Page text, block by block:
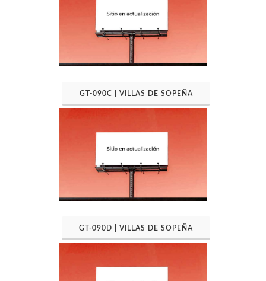
GT-090C | VILLAS DE SOPEÑA
GT-090D | VILLAS DE SOPEÑA